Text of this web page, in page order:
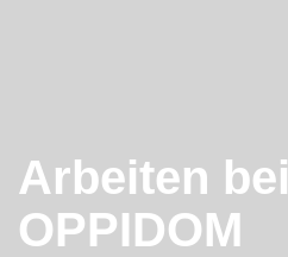
Arbeiten bei
OPPIDOM